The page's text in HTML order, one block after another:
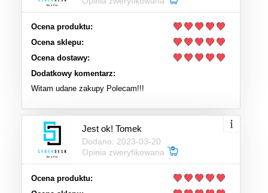
Ocena produktu:
Ocena sklepu:
Ocena dostawy:
Dodatkowy komentarz:
Witam udane zakupy Polecam!!!
Jest ok! Tomek
Dodano: 2023-03-20
Opinia zweryfikowana
Ocena produktu: